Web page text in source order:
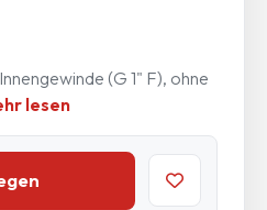
(G 1" F), ohne
lesen